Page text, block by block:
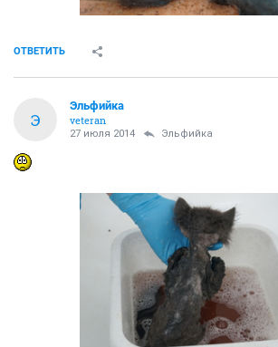
ОТВЕТИТЬ
Э
Эльфийка
veteran
27 июля 2014 Эльфийка